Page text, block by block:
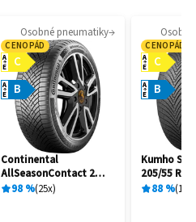
Osobné pneumatiky
CENOPÁD
C
A
E
B
A
E
Continental
AllSeasonContact 2
205/55 R16 91H
98% 25x
CENOPÁD
C
A
E
B
A
E
Kumho
205/55 R16
88% 10